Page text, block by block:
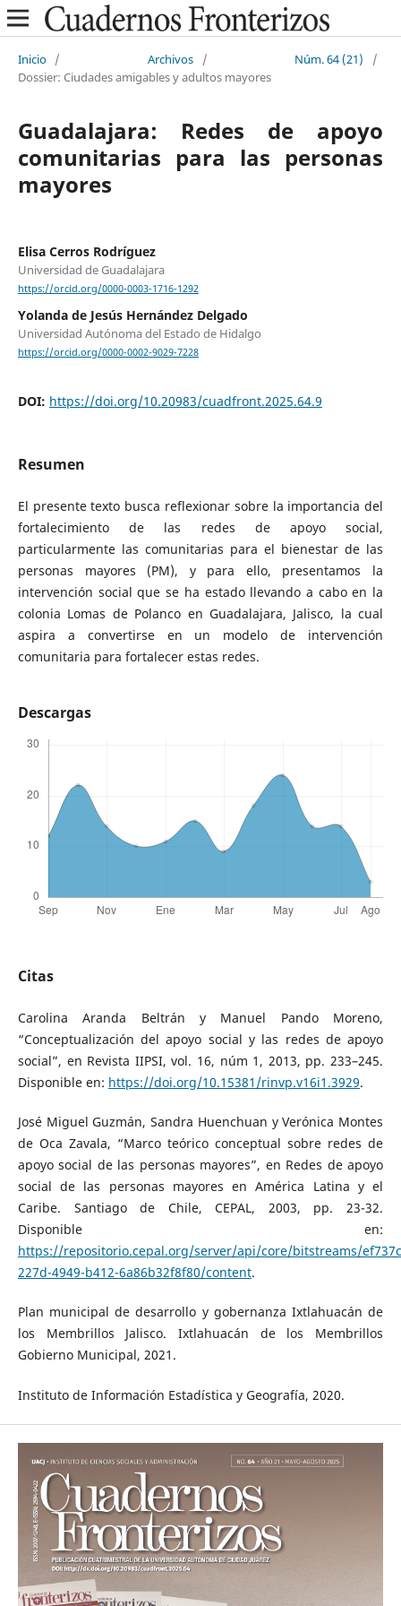
Inicio / Archivos / Núm. 64 (21)
/
Dossier: Ciudades amigables y adultos mayores
Guadalajara: Redes de apoyo
comunitarias para las personas
mayores
Elisa Cerros Rodríguez
Universidad de Guadalajara
https://orcid.org/0000-0003-1716-1292
Yolanda de Jesús Hernández Delgado
Universidad Autónoma del Estado de Hidalgo
https://orcid.org/0000-0002-9029-7228
DOI: https://doi.org/10.20983/cuadfront.2025.64.9
Resumen
El presente texto busca reflexionar sobre la importancia del
fortalecimiento de las redes de apoyo social,
particularmente las comunitarias para el bienestar de las
personas mayores (PM), y para ello, presentamos la
intervención social que se ha estado llevando a cabo en la
colonia Lomas de Polanco en Guadalajara, Jalisco, la cual
aspira a convertirse en un modelo de intervención
comunitaria para fortalecer estas redes.
Descargas
Citas
Carolina Aranda Beltrán y Manuel Pando Moreno,
“Conceptualización del apoyo social y las redes de apoyo
social”, en Revista IIPSI, vol. 16, núm 1, 2013, pp. 233–245.
Disponible en: https://doi.org/10.15381/rinvp.v16i1.3929.
José Miguel Guzmán, Sandra Huenchuan y Verónica Montes
de Oca Zavala, “Marco teórico conceptual sobre redes de
apoyo social de las personas mayores”, en Redes de apoyo
social de las personas mayores en América Latina y el
Caribe. Santiago de Chile, CEPAL, 2003, pp. 23-32.
Disponible en:
https://repositorio.cepal.org/server/api/core/bitstreams/
227d-4949-b412-6a86b32f8f80/content.
Plan municipal de desarrollo y gobernanza Ixtlahuacán de
los Membrillos Jalisco. Ixtlahuacán de los Membrillos
Gobierno Municipal, 2021.
Instituto de Información Estadística y Geografía, 2020.